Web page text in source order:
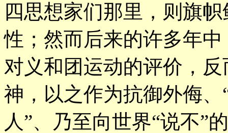
四思想家们那里，则旗
性；然而后来的许多年
对义和团运动的评价，
神，以之作为抗御外侮
人”、乃至向世界“说不”